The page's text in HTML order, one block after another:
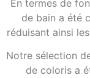
En termes de
de bain a été
réduisant ainsi
Notre sélection
de coloris a